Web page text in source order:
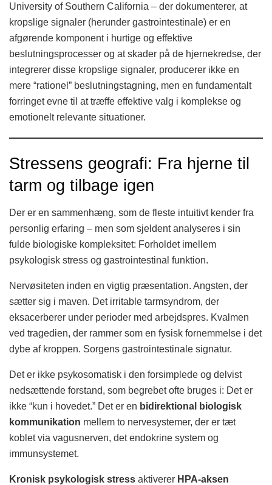
University of Southern California – der dokumenterer, at
kropslige signaler (herunder gastrointestinale) er en
afgørende komponent i hurtige og effektive
beslutningsprocesser og at skader på de hjernekredse, der
integrerer disse kropslige signaler, producerer ikke en
mere “rationel” beslutningstagning, men en fundamentalt
forringet evne til at træffe effektive valg i komplekse og
emotionelt relevante situationer.
Stressens geografi: Fra hjerne til
tarm og tilbage igen
Der er en sammenhæng, som de fleste intuitivt kender fra
personlig erfaring – men som sjeldent analyseres i sin
fulde biologiske kompleksitet: Forholdet imellem
psykologisk stress og gastrointestinal funktion.
Nervøsiteten inden en vigtig præsentation. Angsten, der
sætter sig i maven. Det irritable tarmsyndrom, der
eksacerberer under perioder med arbejdspres. Kvalmen
ved tragedien, der rammer som en fysisk fornemmelse i det
dybe af kroppen. Sorgens gastrointestinale signatur.
Det er ikke psykosomatisk i den forsimplede og delvist
nedsættende forstand, som begrebet ofte bruges i: Det er
ikke “kun i hovedet.” Det er en bidirektional biologisk
kommunikation mellem to nervesystemer, der er tæt
koblet via vagusnerven, det endokrine system og
immunsystemet.
Kronisk psykologisk stress aktiverer HPA-aksen